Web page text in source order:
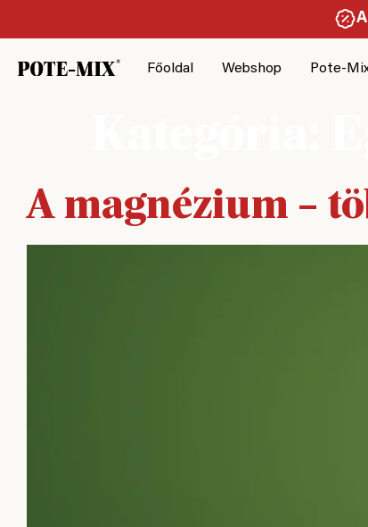
Főoldal Webshop Pote-
A magnézium –